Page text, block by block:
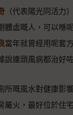
（代表陽光同活力
體虛嘅人，可以喺
當年就曾經用呢套
說連頭風病都治好咗
所嘅風水對健康影
屬火，最好位於住